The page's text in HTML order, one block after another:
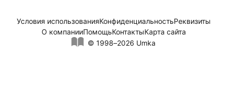
© 1998–2026 Umka
Условия использованияКонфиденциальностьРеквизиты
О компанииПомощьКонтактыКарта сайта